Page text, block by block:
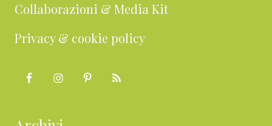
Collaborazioni & Media Kit
Privacy & cookie policy